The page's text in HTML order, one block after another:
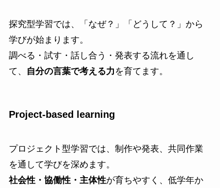
探究型学習では、「なぜ？」「どうして？」から
学びが始まります。
調べる・試す・話し合う・発表する流れを通し
て、
自分の言葉で考える力 を育てます。
Project-based learning
プロジェクト型学習では、制作や発表、共同作業
を通して学びを深めます。
社会性・協働性・主体性が育ちやすく、低学年か